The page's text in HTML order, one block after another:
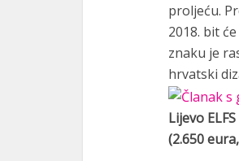
proljeću.
2018. bit
znaku je
hrvatski
Lijevo
(2.650